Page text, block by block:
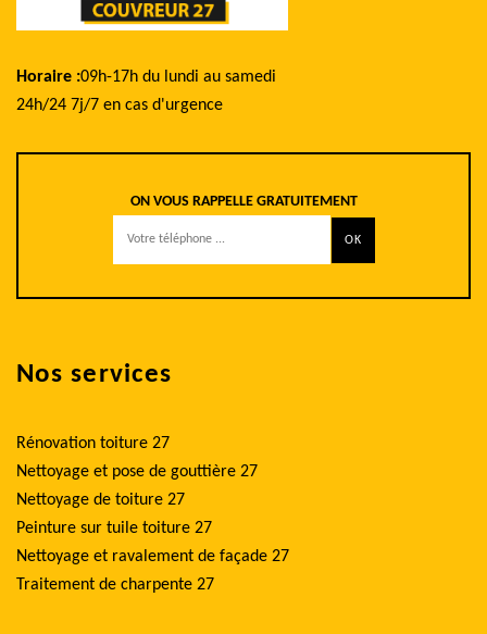
Horaire :09h-17h du lundi au samedi
24h/24 7j/7 en cas d'urgence
ON VOUS RAPPELLE GRATUITEMENT
Nos services
Rénovation toiture 27
Nettoyage et pose de gouttière 27
Nettoyage de toiture 27
Peinture sur tuile toiture 27
Nettoyage et ravalement de façade 27
Traitement de charpente 27